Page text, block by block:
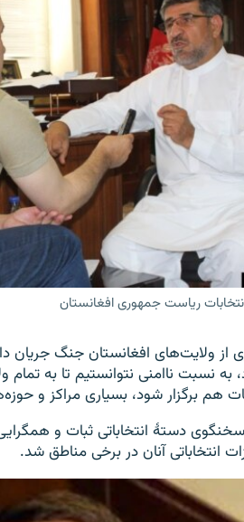
ریاست جمهوری افغانستان
از ولایت‌های افغانستان جنگ جریان
به نسبت ناامنی نتوانستیم تا به
هم برگزار شود، بسیاری مراکز و
دستۀ انتخاباتی ثبات و همگرایی
انتخاباتی آنان در برخی مناطق شد.